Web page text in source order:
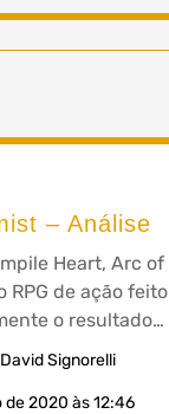
– Análise
Heart, Arc of
RPG de ação feito
o resultado…
Signorelli
2020 às 12:46